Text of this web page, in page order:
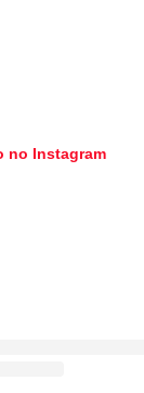
no Instagram